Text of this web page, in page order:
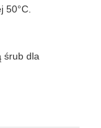
50°C.
śrub dla